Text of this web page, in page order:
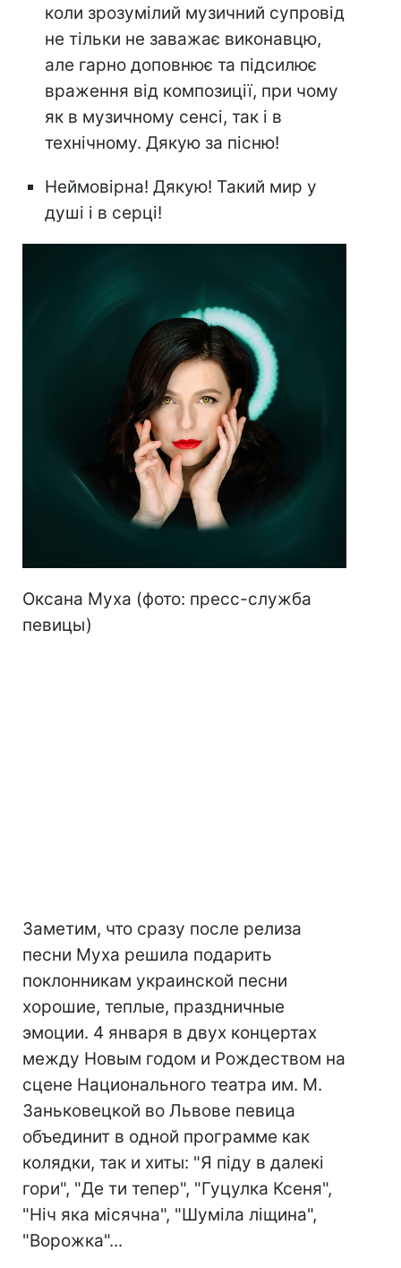
коли зрозумілий музичний супровід
не тільки не заважає виконавцю,
але гарно доповнює та підсилює
враження від композиції, при чому
як в музичному сенсі, так і в
технічному. Дякую за пісню!
Неймовірна! Дякую! Такий мир у
душі і в серці!
Оксана Муха (фото: пресс-служба
певицы)
Заметим, что сразу после релиза
песни Муха решила подарить
поклонникам украинской песни
хорошие, теплые, праздничные
эмоции. 4 января в двух концертах
между Новым годом и Рождеством на
сцене Национального театра им. М.
Заньковецкой во Львове певица
объединит в одной программе как
колядки, так и хиты: "Я піду в далекі
гори", "Де ти тепер", "Гуцулка Ксеня",
"Ніч яка місячна", "Шуміла ліщина",
"Ворожка"...